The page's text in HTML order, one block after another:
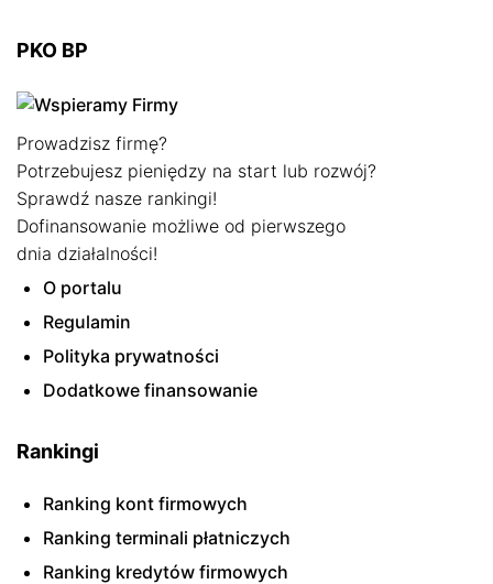
PKO BP
Prowadzisz firmę?
Potrzebujesz pieniędzy na start lub rozwój?
Sprawdź nasze rankingi!
Dofinansowanie możliwe od pierwszego
dnia działalności!
O portalu
Regulamin
Polityka prywatności
Dodatkowe finansowanie
Rankingi
Ranking kont firmowych
Ranking terminali płatniczych
Ranking kredytów firmowych